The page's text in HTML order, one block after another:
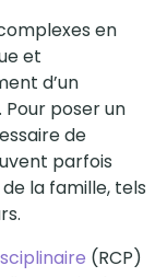
en
et
d’un
poser un
de
parfois
la famille, tels
(RCP)